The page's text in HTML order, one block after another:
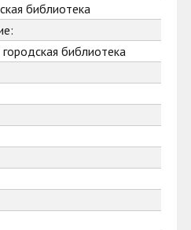
библиотека
библиотека